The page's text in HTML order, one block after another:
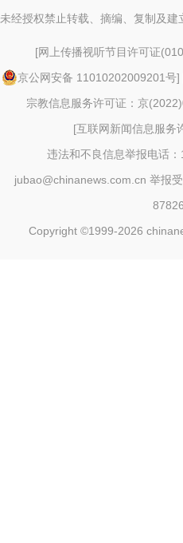
未经授权禁止转载、摘编、复制及建
[网上传播视听节目许可证
京公网安备 11010202009201号]
宗教信息服务许可证：京
[互联网新闻信息服务
违法和不良信息举报电话
jubao@chinanews.com.cn 举报
Copyright ©1999-2026